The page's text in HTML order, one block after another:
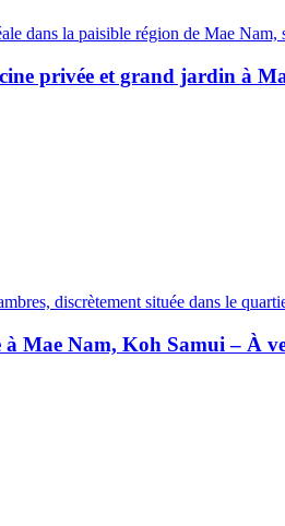
dans la paisible région de Mae
privée et grand jardin à
discrètement située dans le
à Mae Nam, Koh Samui – À